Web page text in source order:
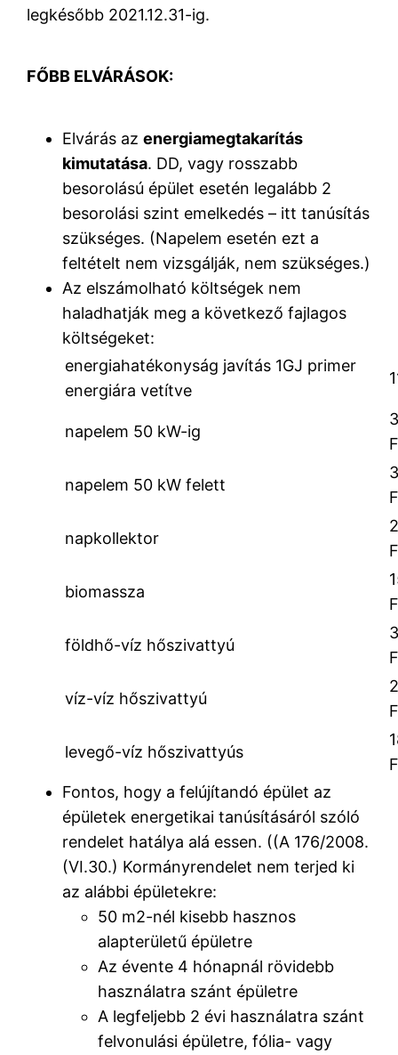
legkésőbb 2021.12.31-ig.
FŐBB ELVÁRÁSOK:
Elvárás azenergiamegtakarítás
kimutatása. DD, vagy rosszabb
besorolású épület esetén legalább 2
besorolási szint emelkedés – itt tanúsítás
szükséges. (Napelem esetén ezt a
feltételt nem vizsgálják, nem szükséges.)
Az elszámolható költségek nem
haladhatják meg a következő fajlagos
költségeket:
energiahatékonyság javítás 1GJ primer
energiára vetítve
napelem 50 kW-ig
napelem 50 kW felett
napkollektor
biomassza
földhő-víz hőszivattyú
víz-víz hőszivattyú
levegő-víz hőszivattyús
Fontos, hogy a felújítandó épület az
épületek energetikai tanúsításáról szóló
rendelet hatálya alá essen. ((A 176/2008.
(VI.30.) Kormányrendelet nem terjed ki
az alábbi épületekre:
50 m2-nél kisebb hasznos
alapterületű épületre
Az évente 4 hónapnál rövidebb
használatra szánt épületre
A legfeljebb 2 évi használatra szánt
felvonulási épületre, fólia- vagy